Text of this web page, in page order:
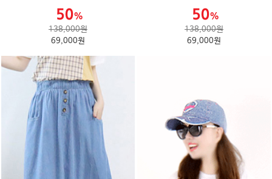
138,000원
69,000원
138,000원
69,000원